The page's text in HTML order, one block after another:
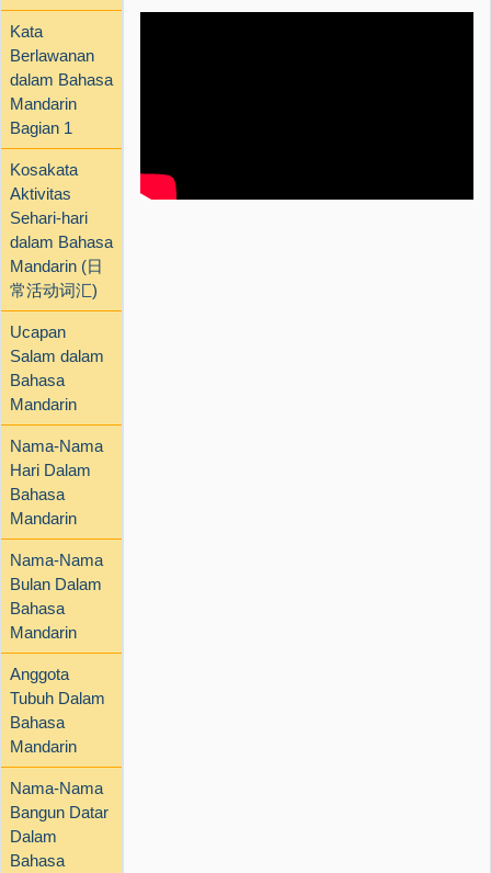
Kata
Berlawanan
dalam Bahasa
Mandarin
Bagian 1
Kosakata
Aktivitas
Sehari-hari
dalam Bahasa
Mandarin (日
常活动词汇)
Ucapan
Salam dalam
Bahasa
Mandarin
Nama-Nama
Hari Dalam
Bahasa
Mandarin
Nama-Nama
Bulan Dalam
Bahasa
Mandarin
Anggota
Tubuh Dalam
Bahasa
Mandarin
Nama-Nama
Bangun Datar
Dalam
Bahasa